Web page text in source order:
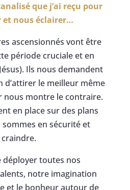
que j’ai reçu pour
et nous éclairer…
ascensionnés vont être
période cruciale et en
Ils nous demandent
le meilleur même
nous montre le contraire.
en place sur des plans
en sécurité et
craindre.
déployer toutes nos
notre imagination
et le bonheur autour de